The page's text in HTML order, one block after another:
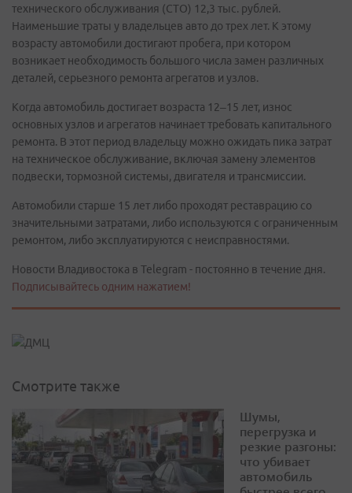
технического обслуживания (СТО) 12,3 тыс. рублей.
Наименьшие траты у владельцев авто до трех лет. К этому
возрасту автомобили достигают пробега, при котором
возникает необходимость большого числа замен различных
деталей, серьезного ремонта агрегатов и узлов.
Когда автомобиль достигает возраста 12–15 лет, износ
основных узлов и агрегатов начинает требовать капитального
ремонта. В этот период владельцу можно ожидать пика затрат
на техническое обслуживание, включая замену элементов
подвески, тормозной системы, двигателя и трансмиссии.
Автомобили старше 15 лет либо проходят реставрацию со
значительными затратами, либо используются с ограниченным
ремонтом, либо эксплуатируются с неисправностями.
Новости Владивостока в Telegram - постоянно в течение дня.
Подписывайтесь одним нажатием!
Смотрите также
Шумы,
перегрузка и
резкие разгоны:
что убивает
автомобиль